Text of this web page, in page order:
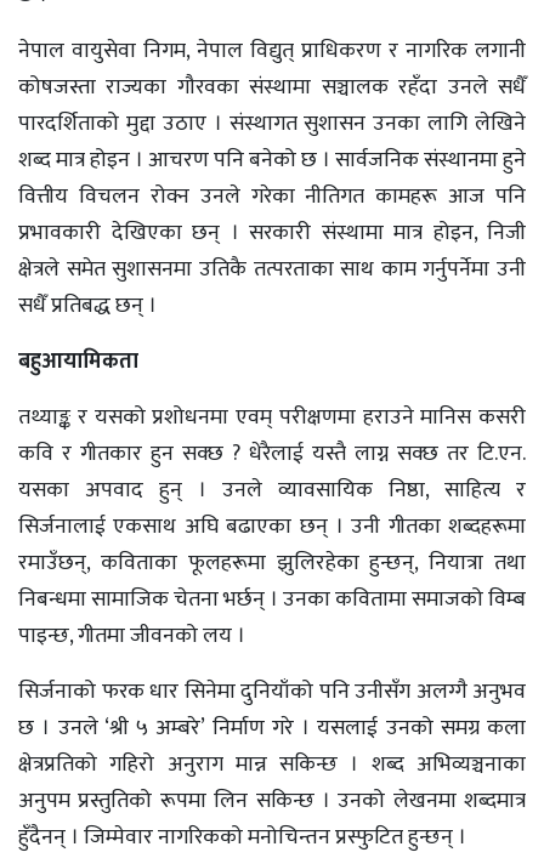
नेपाल वायुसेवा निगम, नेपाल विद्युत् प्राधिकरण र नागरिक लगानी
कोषजस्ता राज्यका गौरवका संस्थामा सञ्चालक रहँदा उनले सधैँ
पारदर्शिताको मुद्दा उठाए । संस्थागत सुशासन उनका लागि लेखिने
शब्द मात्र होइन । आचरण पनि बनेको छ । सार्वजनिक संस्थानमा हुने
वित्तीय विचलन रोक्न उनले गरेका नीतिगत कामहरू आज पनि
प्रभावकारी देखिएका छन् । सरकारी संस्थामा मात्र होइन, निजी
क्षेत्रले समेत सुशासनमा उतिकै तत्परताका साथ काम गर्नुपर्नेमा उनी
सधैँ प्रतिबद्ध छन् ।
बहुआयामिकता
तथ्याङ्क र यसको प्रशोधनमा एवम् परीक्षणमा हराउने मानिस कसरी
कवि र गीतकार हुन सक्छ ? धेरैलाई यस्तै लाग्न सक्छ तर टि.एन.
यसका अपवाद हुन् । उनले व्यावसायिक निष्ठा, साहित्य र
सिर्जनालाई एकसाथ अघि बढाएका छन् । उनी गीतका शब्दहरूमा
रमाउँछन्, कविताका फूलहरूमा झुलिरहेका हुन्छन्, नियात्रा तथा
निबन्धमा सामाजिक चेतना भर्छन् । उनका कवितामा समाजको विम्ब
पाइन्छ, गीतमा जीवनको लय ।
सिर्जनाको फरक धार सिनेमा दुनियाँको पनि उनीसँग अलग्गै अनुभव
छ । उनले ‘श्री ५ अम्बरे’ निर्माण गरे । यसलाई उनको समग्र कला
क्षेत्रप्रतिको गहिरो अनुराग मान्न सकिन्छ । शब्द अभिव्यञ्चनाका
अनुपम प्रस्तुतिको रूपमा लिन सकिन्छ । उनको लेखनमा शब्दमात्र
हुँदैनन् । जिम्मेवार नागरिकको मनोचिन्तन प्रस्फुटित हुन्छन् ।